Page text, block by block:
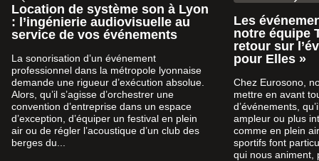
Location de système son à Lyon
: l’ingénierie audiovisuelle au
service de vos événements
La sonorisation d’un événement
professionnel dans la métropole lyonnaise
demande une rigueur d’exécution absolue.
Alors, qu’il s’agisse d’orchestrer une
convention d’entreprise dans un espace
d’exception, d’équiper un festival en plein
air ou de régler l’acoustique d’un club des
berges du...
Les
notre équipe
retour sur
pour Elles »
Chez Eurosono,
mettre en avant
d’événements,
ampleur ou plus
comme en plein
sportifs font
qui nous animent,